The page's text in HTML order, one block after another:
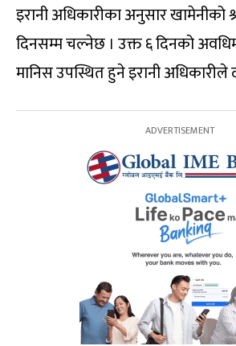
इरानी अधिकारीका अनुसार खामेनीको
दिनसम्म चल्नेछ । उक्त ६ दिनको
मानिस उपस्थित हुने इरानी अधिकारीले